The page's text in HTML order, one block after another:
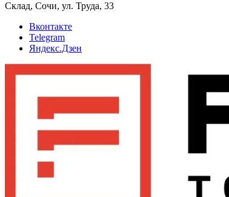
Склад, Сочи, ул. Труда, 33
Вконтакте
Telegram
Яндекс.Дзен